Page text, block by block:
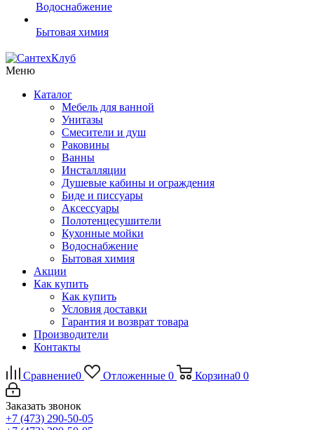
Водоснабжение
Бытовая химия
Меню
Каталог
Мебель для ванной
Унитазы
Смесители и душ
Раковины
Ванны
Инсталляции
Душевые кабины и ограждения
Биде и писсуары
Аксессуары
Полотенцесушители
Кухонные мойки
Водоснабжение
Бытовая химия
Акции
Как купить
Как купить
Условия доставки
Гарантия и возврат товара
Производители
Контакты
Сравнение0 Отложенные 0 Корзина0 0
Заказать звонок
+7 (473) 290-50-05